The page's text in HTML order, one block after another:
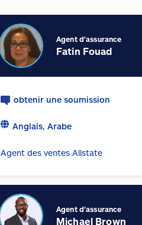
Agent d'assurance
Fatin Fouad
obtenir une soumission
Anglais, Arabe
Agent des ventes Allstate
Agent d'assurance
Michael Brown